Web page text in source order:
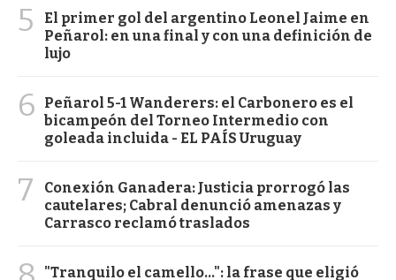
5
El primer gol del argentino Leonel Jaime en
Peñarol: en una final y con una definición de
lujo
6
Peñarol 5-1 Wanderers: el Carbonero es el
bicampeón del Torneo Intermedio con
goleada incluida - EL PAÍS Uruguay
7
Conexión Ganadera: Justicia prorrogó las
cautelares; Cabral denunció amenazas y
Carrasco reclamó traslados
"Tranquilo el camello...": la frase que eligió